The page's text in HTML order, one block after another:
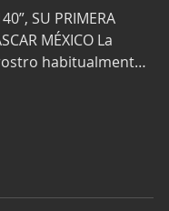
SU PRIMERA
MÉXICO La
habitualmente